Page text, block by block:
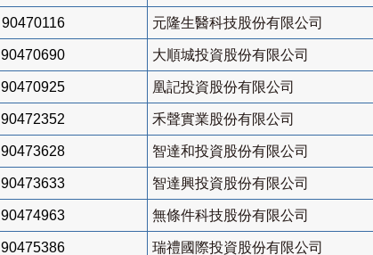
90470116 元隆生醫科技股份有限公司
90470690 大順城投資股份有限公司
90470925 凰記投資股份有限公司
90472352 禾聲實業股份有限公司
90473628 智達和投資股份有限公司
90473633 智達興投資股份有限公司
90474963 無條件科技股份有限公司
90475386 瑞禮國際投資股份有限公司